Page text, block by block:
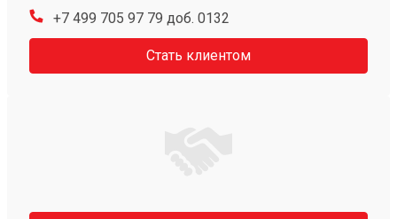
+7 499 705 97 79 доб. 0132
Стать клиентом